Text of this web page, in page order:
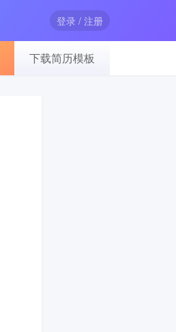
登录 / 注册
下载简历模板